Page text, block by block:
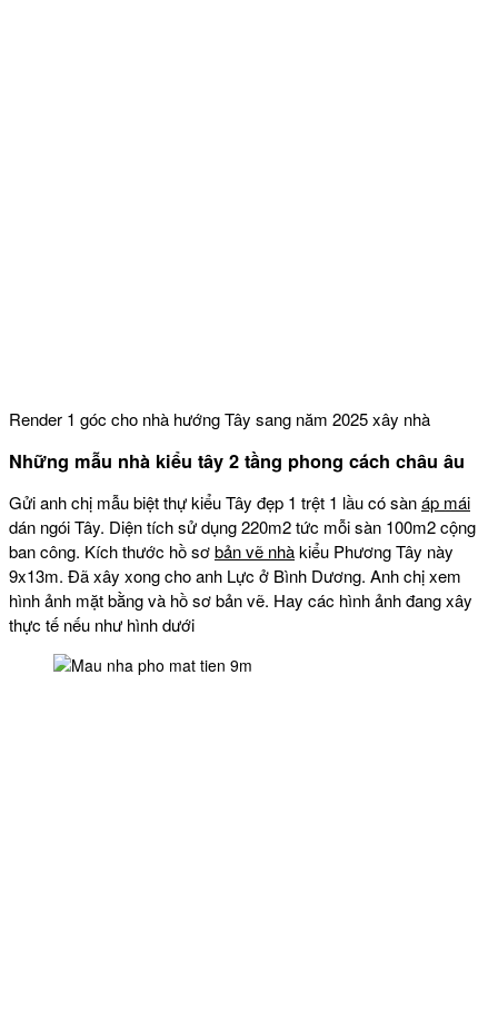
Render 1 góc cho nhà hướng Tây sang năm 2025 xây nhà
Những mẫu nhà kiểu tây 2 tầng phong cách châu âu
Gửi anh chị mẫu biệt thự kiểu Tây đẹp 1 trệt 1 lầu có sànáp mái
dán ngói Tây. Diện tích sử dụng 220m2 tức mỗi sàn 100m2 cộng
ban công. Kích thước hồ sơbản vẽ nhàkiểu Phương Tây này
9x13m. Đã xây xong cho anh Lực ở Bình Dương. Anh chị xem
hình ảnh mặt bằng và hồ sơ bản vẽ. Hay các hình ảnh đang xây
thực tế nếu như hình dưới